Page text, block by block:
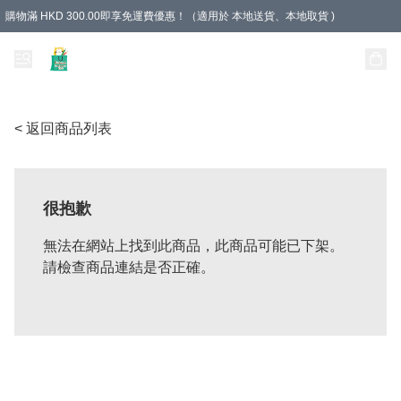
購物滿 HKD 300.00即享免運費優惠！（適用於 本地送貨、本地取貨 )
< 返回商品列表
很抱歉
無法在網站上找到此商品，此商品可能已下架。
請檢查商品連結是否正確。